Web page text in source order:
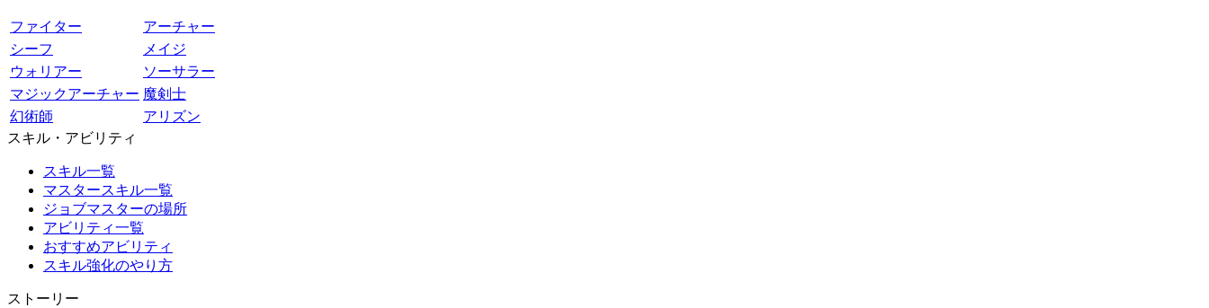
ファイター
アーチャー
シーフ
メイジ
ウォリアー
ソーサラー
マジックアーチャー 魔剣士
幻術師
アリズン
スキル・アビリティ
スキル一覧
マスタースキル一覧
ジョブマスターの場所
アビリティ一覧
おすすめアビリティ
スキル強化のやり方
ストーリー